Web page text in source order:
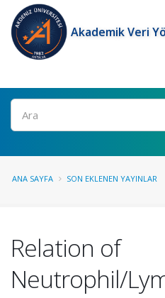
Akademik Veri
Ara
ANA SAYFA SON EKLENEN YAYINLAR
Relation of
Neutrophil/